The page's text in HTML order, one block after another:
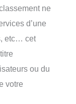
ne
d’une
etc… cet
ou du
votre